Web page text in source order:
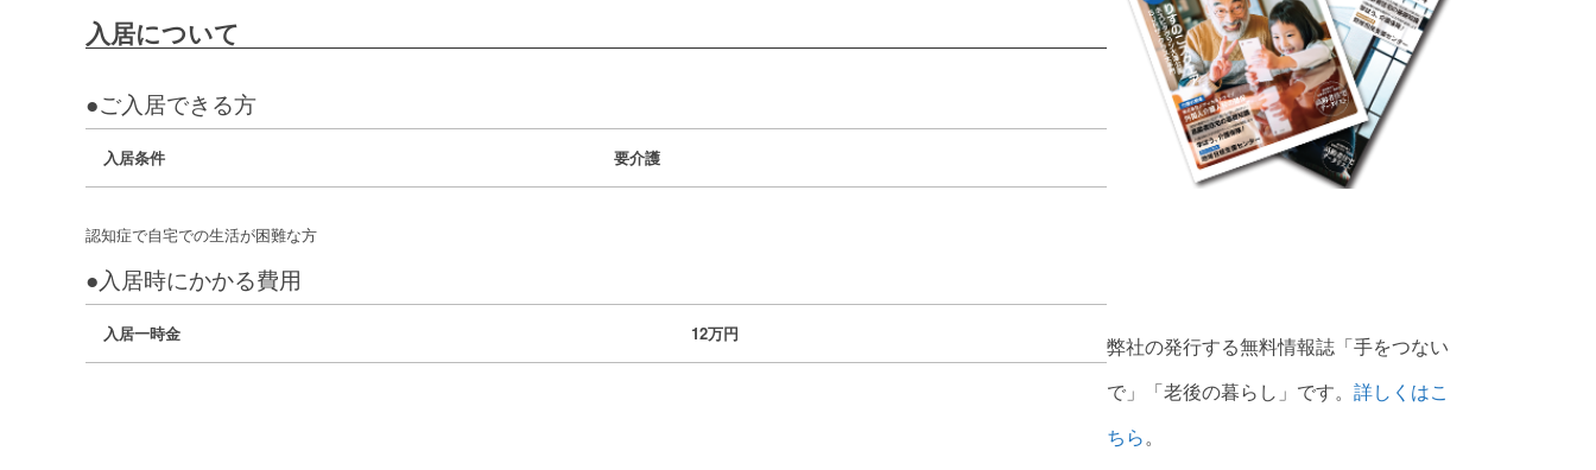
入居について
●ご入居できる方
入居条件 要介護
認知症で自宅での生活が困難な方
●入居時にかかる費用
入居一時金 12万円
弊社の発行する無料情報誌「手をつない
で」「老後の暮らし」です。 詳しくはこ
ちら。